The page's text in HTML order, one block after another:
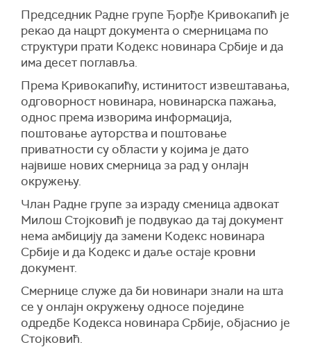
Председник Радне групе Ђорђе Кривокапић је
рекао да нацрт документа о смерницама по
структури прати Кодекс новинара Србије и да
има десет поглавља.
Према Кривокапићу, истинитост извештавања,
одговорност новинара, новинарска пажања,
однос према изворима информација,
поштовање ауторства и поштовање
приватности су области у којима је дато
највише нових смерница за рад у онлајн
окружењу.
Члан Радне групе за израду сменица адвокат
Милош Стојковић је подвукао да тај документ
нема амбицију да замени Кодекс новинара
Србије и да Кодекс и даље остаје кровни
документ.
Смернице служе да би новинари знали на шта
се у онлајн окружењу односе поједине
одредбе Кодекса новинара Србије, објаснио је
Стојковић.